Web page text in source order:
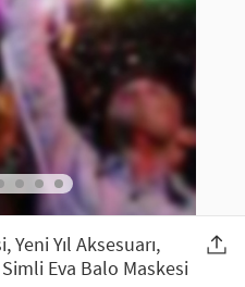
Yeni Yıl Aksesuarı,
Eva Balo Maskesi